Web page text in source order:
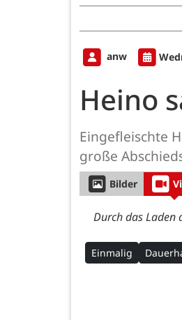
anw
Heino
Eingefleischte
große
Bilder
Durch das Laden
Einmalig